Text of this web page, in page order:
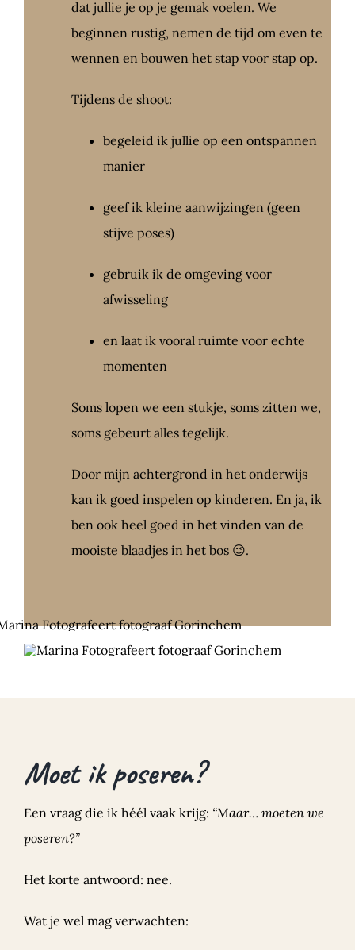
dat jullie je op je gemak voelen. We
beginnen rustig, nemen de tijd om even te
wennen en bouwen het stap voor stap op.
Tijdens de shoot:
begeleid ik jullie op een ontspannen
manier
geef ik kleine aanwijzingen (geen
stijve poses)
gebruik ik de omgeving voor
afwisseling
en laat ik vooral ruimte voor echte
momenten
Soms lopen we een stukje, soms zitten we,
soms gebeurt alles tegelijk.
Door mijn achtergrond in het onderwijs
kan ik goed inspelen op kinderen. En ja, ik
ben ook heel goed in het vinden van de
mooiste blaadjes in het bos 😉.
Moet ik poseren?
Een vraag die ik héél vaak krijg: “Maar… moeten we
poseren?”
Het korte antwoord: nee.
Wat je wel mag verwachten: